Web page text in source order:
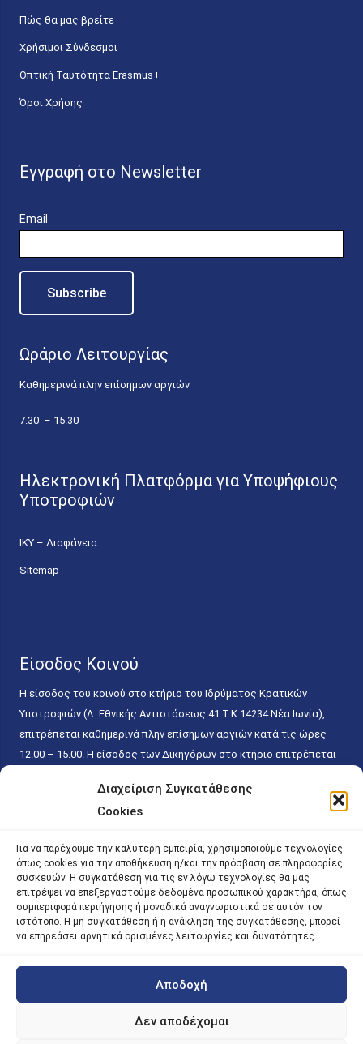
Διαχείριση Συγκατάθεσης
Cookies
Για να παρέχουμε την καλύτερη εμπειρία, χρησιμοποιούμε τεχνολογίες
όπως cookies για την αποθήκευση ή/και την πρόσβαση σε πληροφορίες
συσκευών. Η συγκατάθεση για τις εν λόγω τεχνολογίες θα μας
επιτρέψει να επεξεργαστούμε δεδομένα προσωπικού χαρακτήρα, όπως
συμπεριφορά περιήγησης ή μοναδικά αναγνωριστικά σε αυτόν τον
ιστότοπο. Η μη συγκατάθεση ή η ανάκληση της συγκατάθεσης, μπορεί
να επηρεάσει αρνητικά ορισμένες λειτουργίες και δυνατότητες.
Αποδοχή
Δεν αποδέχομαι
Πώς θα μας βρείτε
Χρήσιμοι Σύνδεσμοι
Οπτική Ταυτότητα Erasmus+
Όροι Χρήσης
Εγγραφή στο Newsletter
Email
Ωράριο Λειτουργίας
Καθημερινά πλην επίσημων αργιών
7.30 – 15.30
Ηλεκτρονική Πλατφόρμα για Υποψήφιους
Υποτροφιών
ΙΚΥ – Διαφάνεια
Sitemap
Είσοδος Κοινού
Η είσοδος του κοινού στο κτήριο του Ιδρύματος Κρατικών
Υποτροφιών (Λ. Εθνικής Αντιστάσεως 41 T.K.14234 Νέα Ιωνία),
επιτρέπεται καθημερινά πλην επίσημων αργιών κατά τις ώρες
12.00 – 15.00. Η είσοδος των Δικηγόρων στο κτήριο επιτρέπεται
κάθε εργάσιμη ημέρα και ώρα χωρίς κανέναν χρονικό ή άλλο
περιορισμό. Η είσοδος του κοινού ειδικά στο γραφείο του
15.00. Η εξυπηρέτηση του κοινού πραγματοποιείται βάσει των
παγίων ισχυουσών διατάξεων. Για την αποφυγή συνωστισμού
εντός του εσωτερικού χώρου εξυπηρέτησης και αναμονής του
κοινού, η εξυπηρέτησή του δύναται να πραγματοποιείται κατόπιν
προγραμματισμένου ραντεβού.
| iky.gr | All Rights Reserved
Designed and Developed by ACM Digital